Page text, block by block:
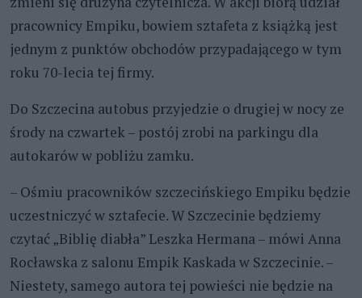
pracownicy Empiku, bowiem sztafeta z książką jest
jednym z punktów obchodów przypadającego w tym
roku 70-lecia tej firmy.
Do Szczecina autobus przyjedzie o drugiej w nocy ze
środy na czwartek – postój zrobi na parkingu dla
autokarów w pobliżu zamku.
– Ośmiu pracowników szczecińskiego Empiku będzie
uczestniczyć w sztafecie. W Szczecinie będziemy
czytać „Biblię diabła” Leszka Hermana – mówi Anna
Rocławska z salonu Empik Kaskada w Szczecinie. –
Niestety, samego autora tej powieści nie będzie na